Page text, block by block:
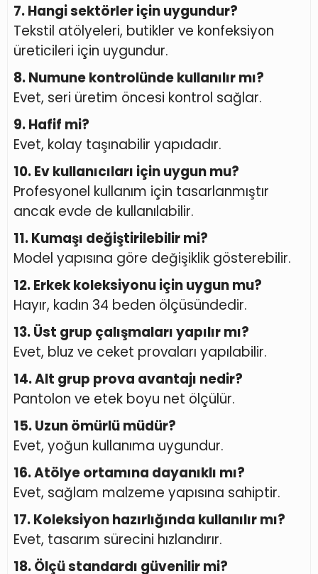
7. Hangi sektörler için uygundur?
Tekstil atölyeleri, butikler ve konfeksiyon
üreticileri için uygundur.
8. Numune kontrolünde kullanılır mı?
Evet, seri üretim öncesi kontrol sağlar.
9. Hafif mi?
Evet, kolay taşınabilir yapıdadır.
10. Ev kullanıcıları için uygun mu?
Profesyonel kullanım için tasarlanmıştır
ancak evde de kullanılabilir.
11. Kumaşı değiştirilebilir mi?
Model yapısına göre değişiklik gösterebilir.
12. Erkek koleksiyonu için uygun mu?
Hayır, kadın 34 beden ölçüsündedir.
13. Üst grup çalışmaları yapılır mı?
Evet, bluz ve ceket provaları yapılabilir.
14. Alt grup prova avantajı nedir?
Pantolon ve etek boyu net ölçülür.
15. Uzun ömürlü müdür?
Evet, yoğun kullanıma uygundur.
16. Atölye ortamına dayanıklı mı?
Evet, sağlam malzeme yapısına sahiptir.
17. Koleksiyon hazırlığında kullanılır mı?
Evet, tasarım sürecini hızlandırır.
18. Ölçü standardı güvenilir mi?